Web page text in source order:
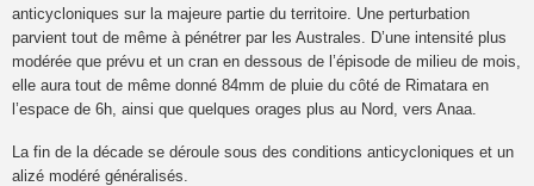
anticycloniques sur la majeure partie du territoire. Une perturbation
parvient tout de même à pénétrer par les Australes. D’une intensité plus
modérée que prévu et un cran en dessous de l’épisode de milieu de mois,
elle aura tout de même donné 84mm de pluie du côté de Rimatara en
l’espace de 6h, ainsi que quelques orages plus au Nord, vers Anaa.
La fin de la décade se déroule sous des conditions anticycloniques et un
alizé modéré généralisés.